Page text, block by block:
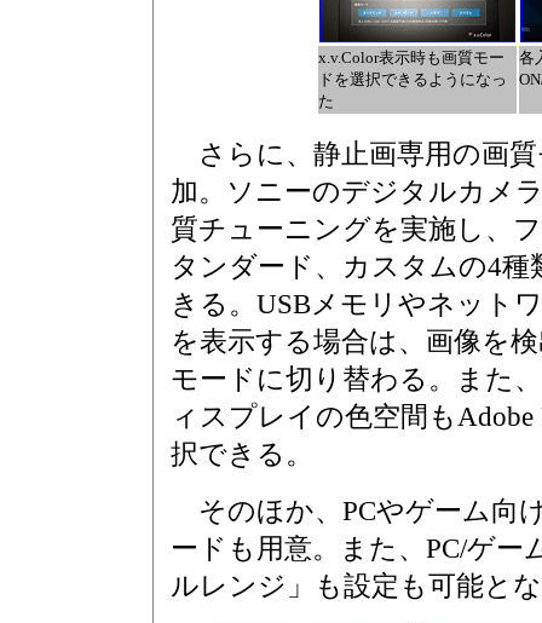
x.v.Color表示時も画質モー
ドを選択できるようになっ
た
各
さらに、静止画専用の画
加。ソニーのデジタルカメ
質チューニングを実施し、
タンダード、カスタムの4
きる。USBメモリやネット
を表示する場合は、画像を
モードに切り替わる。また
ィスプレイの色空間もAdobe
択できる。
そのほか、PCやゲーム向
ードも用意。また、PC/ゲー
ルレンジ」も設定も可能と